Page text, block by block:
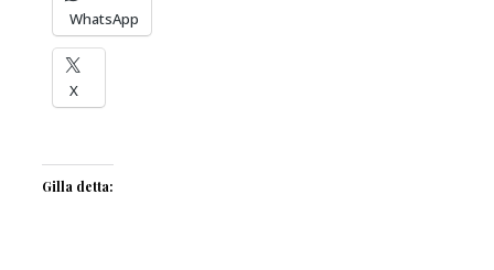
WhatsApp
X
Gilla detta: